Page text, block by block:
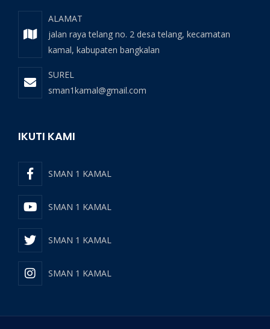
ALAMAT
jalan raya telang no. 2 desa telang, kecamatan
kamal, kabupaten bangkalan
SUREL
sman1kamal@gmail.com
IKUTI KAMI
SMAN 1 KAMAL
SMAN 1 KAMAL
SMAN 1 KAMAL
SMAN 1 KAMAL